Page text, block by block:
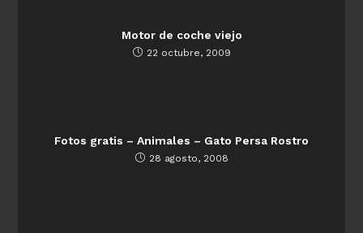
Motor de coche viejo
22 octubre, 2009
Fotos gratis – Animales – Gato Persa Rostro
28 agosto, 2008